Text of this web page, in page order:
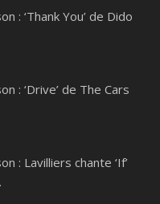
: ‘Thank You’ de Dido
: ‘Drive’ de The Cars
: Lavilliers chante ‘If’